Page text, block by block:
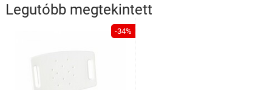
Legutóbb megtekintett
-34%